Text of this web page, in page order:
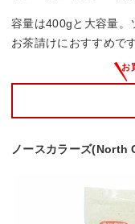
容量は400gと大容量。
お茶請けにおすすめです
ノースカラーズ(North